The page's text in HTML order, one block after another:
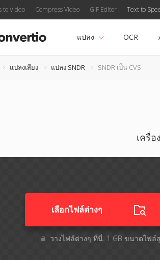
to Video Compress Video GIF Editor Text to
แปลง OCR
แปลงเสียง แปลง SNDR SNDR เป็น CVS
เครื่อ
เลือกไฟล์ต่างๆ​
วางไฟล์ต่างๆ​ ที่นี่. 1 GB ขนาดไฟล์